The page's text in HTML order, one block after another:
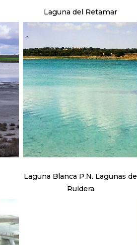
Laguna del Retamar
Laguna Blanca P.N. Lagunas de
Ruidera